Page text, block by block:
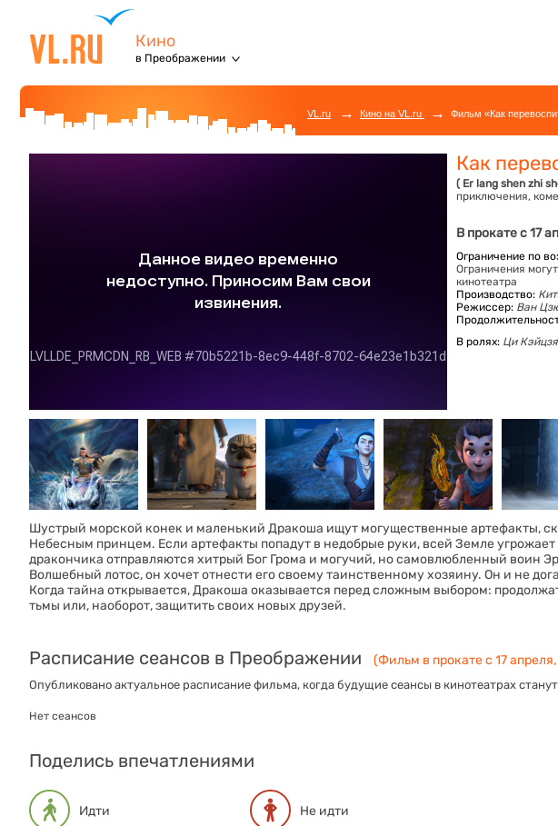
Кино
в Преображении
VL.ru → Кино на VL.ru → Фильм «Как
Как
( Er lang shen zhi
приключения,
В прокате с 17
Ограничение по
Ограничения
кинотеатра
Производство:
Режиссер: Ван
В ролях: Ци
Шустрый морской конек и маленький Дракоша ищут могущественные артефакты,
Небесным принцем. Если артефакты попадут в недобрые руки, всей Земле
дракончика отправляются хитрый Бог Грома и могучий, но самовлюбленный воин
Волшебный лотос, он хочет отнести его своему таинственному хозяину. Он и не
Когда тайна открывается, Дракоша оказывается перед сложным выбором:
тьмы или, наоборот, защитить своих новых друзей.
Расписание сеансов в Преображении (Фильм в прокате с 17
Опубликовано актуальное расписание фильма, когда будущие сеансы в кинотеатрах
Нет сеансов
Поделись впечатлениями
Идти Не идти